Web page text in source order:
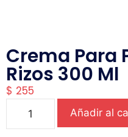
Crema Para
Rizos 300 Ml
$ 255
Añadir al